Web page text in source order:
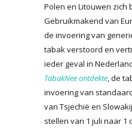
Polen en Litouwen zich
Gebruikmakend van
de invoering van
tabak verstoord en
ieder geval in
TabakNee ontdekte, de
invoering van
van Tsjechië en
stellen van 1 juli naar 1